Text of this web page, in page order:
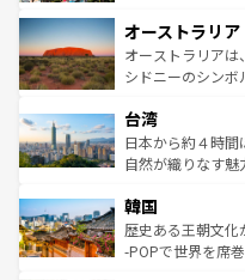
部のニューオーリ
文化が魅力。旅行
しみながら、その
ならではの贅沢な旅のスタイ
情報はコンテンツ
ワイ島は見逃せな
島だが、静かな自
おすすめ。エメラ
れるおもてなしの
人々、おいしい
ク、伝統的なフラ
ワイを、存分に味わってほしい
はコンテンツ一覧
オーストラリア
オーストラリアは
シドニーのシンボ
リアリーフや大陸
ク）、タスマニア
ど、見どころがた
いる。アクティビ
ビング、ハイキン
い。オーストラリ
台湾
日本から約４時間
自然が織りなす魅
ン）、静ひつな山
と山間の静けさ
驚きをもたらして
韓国
歴史ある王朝文
-POPで世界を席